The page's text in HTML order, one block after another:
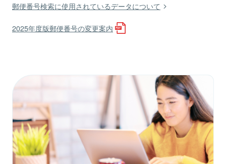
郵便番号検索に使用されているデータについて
2025年度版郵便番号の変更案内